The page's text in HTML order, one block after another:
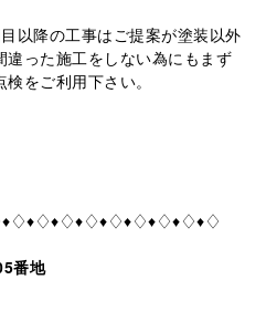
以降の工事はご提案が塗装以外
った施工をしない為にもまず
をご利用下さい。
番地